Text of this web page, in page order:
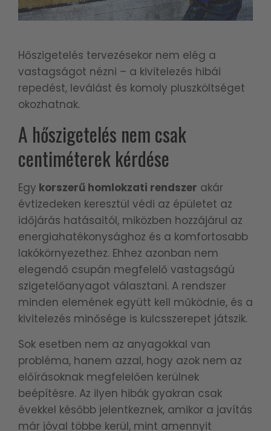
Hőszigetelés tervezésekor nem elég a
vastagságot nézni – a kivitelezés hibái
repedést, leválást és komoly pluszköltséget
okozhatnak.
A hőszigetelés nem csak
centiméterek kérdése
Egy korszerű homlokzati rendszer akár
évtizedeken keresztül védi az épületet az
időjárás hatásaitól, miközben hozzájárul az
energiahatékonysághoz és a komfortosabb
lakókörnyezethez. Ehhez azonban nem
elegendő csupán megfelelő vastagságú
szigetelőanyagot választani. A rendszer
minden elemének együtt kell működnie, és a
kivitelezés minősége is kulcsszerepet játszik.
Sok esetben nem az anyagokkal van
probléma, hanem azzal, hogy azok nem az
előírásoknak megfelelően kerülnek
beépítésre. Az ilyen hibák gyakran csak
évekkel később jelentkeznek, amikor a javítás
már jóval többe kerül, mint amennyit